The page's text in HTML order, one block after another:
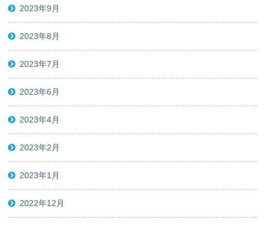
2023年9月
2023年8月
2023年7月
2023年6月
2023年4月
2023年2月
2023年1月
2022年12月